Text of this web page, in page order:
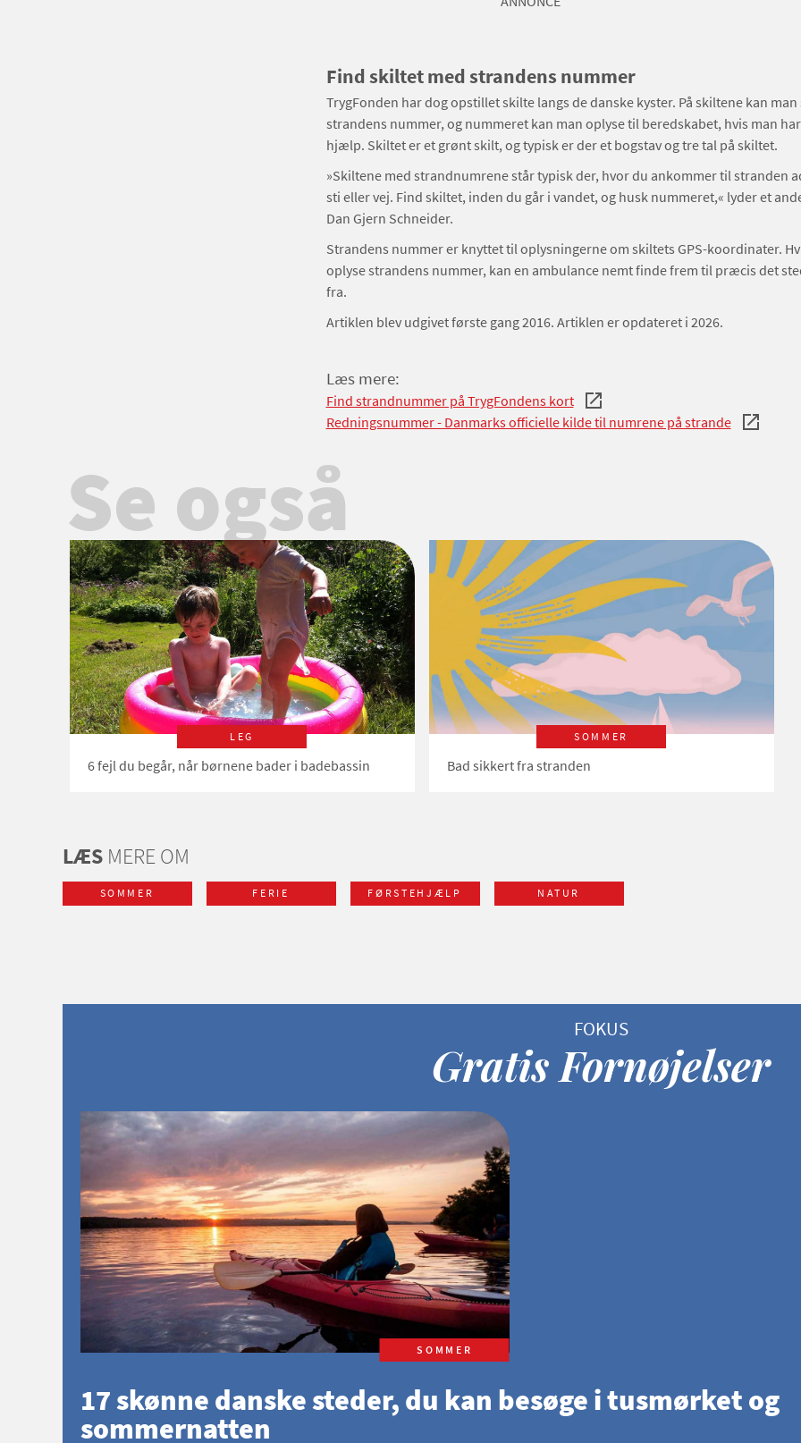
Find skiltet med strandens nummer
TrygFonden har dog opstillet skilte langs de danske kyster. På skiltene kan man
strandens nummer, og nummeret kan man oplyse til beredskabet, hvis man
hjælp. Skiltet er et grønt skilt, og typisk er der et bogstav og tre tal på skiltet.
»Skiltene med strandnumrene står typisk der, hvor du ankommer til stranden
sti eller vej. Find skiltet, inden du går i vandet, og husk nummeret,« lyder et
Dan Gjern Schneider.
Strandens nummer er knyttet til oplysningerne om skiltets GPS-koordinater.
oplyse strandens nummer, kan en ambulance nemt finde frem til præcis det
fra.
Artiklen blev udgivet første gang 2016. Artiklen er opdateret i 2026.
Læs mere:
Find strandnummer på TrygFondens kort
Redningsnummer - Danmarks officielle kilde til numrene på strande
Se også
LEG
6 fejl du begår, når børnene bader i badebassin
SOMMER
Bad sikkert fra stranden
LÆSMERE OM
SOMMER FERIE FØRSTEHJÆLP NATUR
Gratis Fornøjelser
SOMMER
17 skønne danske steder, du kan besøge i tusmørket og
sommernatten